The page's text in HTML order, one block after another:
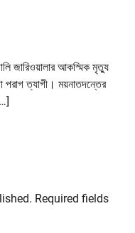
জারিওয়ালার আকস্মিক মৃত্যু
পরাগ ত্যাগী। ময়নাতদন্তের
Required fields